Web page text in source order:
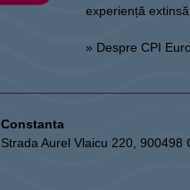
experiență
» Despre CPI
Constanta
Strada Aurel Vlaicu 220, 900498